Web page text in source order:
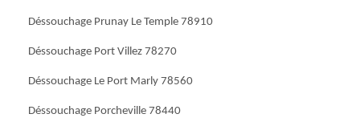
Déssouchage Prunay Le Temple 78910
Déssouchage Port Villez 78270
Déssouchage Le Port Marly 78560
Déssouchage Porcheville 78440